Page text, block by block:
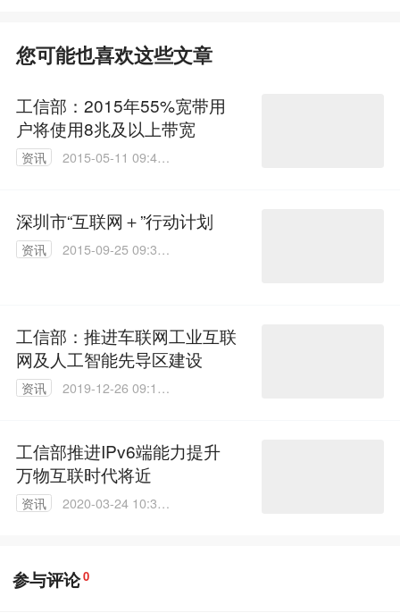
您可能也喜欢这些文章
工信部：2015年55%宽带用
户将使用8兆及以上带宽
资讯
2015-05-11 09:44:
深圳市“互联网＋”行动计划
资讯
2015-09-25 09:39:
工信部：推进车联网工业互联
网及人工智能先导区建设
资讯
2019-12-26 09:10:
工信部推进IPv6端能力提升
万物互联时代将近
资讯
2020-03-24 10:30:
参与评论0